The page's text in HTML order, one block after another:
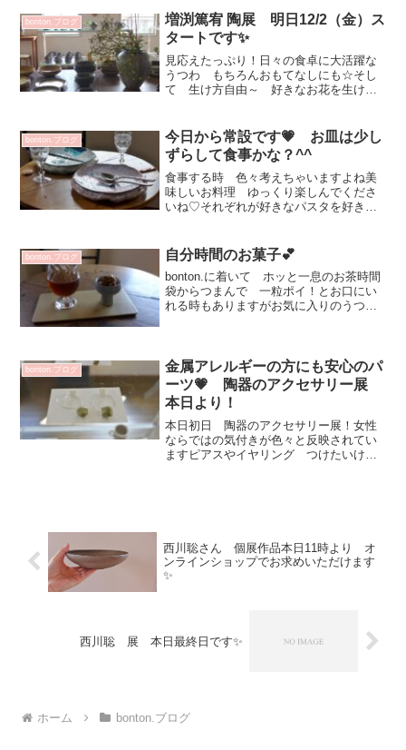
して残り物のおかずを並べる...
bonton.ブログ
増渕篤宥 陶展 明日12/2（金）ス
タートです✨
見応えたっぷり！日々の食卓に大活躍な
うつわ もちろんおもてなしにも☆そし
て 生け方自由～ 好きなお花を生けて
💕ご近所 SLOW FLOWER DESIGN さ
んにお花を...
bonton.ブログ
今日から常設です💗 お皿は少し
ずらして食事かな？^^
食事する時 色々考えちゃいますよね美
味しいお料理 ゆっくり楽しんでくださ
いね♡それぞれが好きなパスタを好きな
重いのに持って帰りましたが 在庫切れ
（涙）春に帰国予定だった...
bonton.ブログ 自分時間のお菓子💕
bonton.に着いて ホッと一息のお茶時間
袋からつまんで 一粒ポイ！とお口にい
れる時もありますがお気に入りのうつわ
さんの ぐい吞み...
bonton.ブログ
金属アレルギーの方にも安心のパ
ーツ💗 陶器のアクセサリー展
本日より！
本日初日 陶器のアクセサリー展！女性
ならではの気付きが色々と反映されてい
ますピアスやイヤリング つけたいけ
西川聡さん 個展作品本日11時より オ
ンラインショップでお求めいただけます
✨
西川聡 展 本日最終日です✨
ホーム bonton.ブログ